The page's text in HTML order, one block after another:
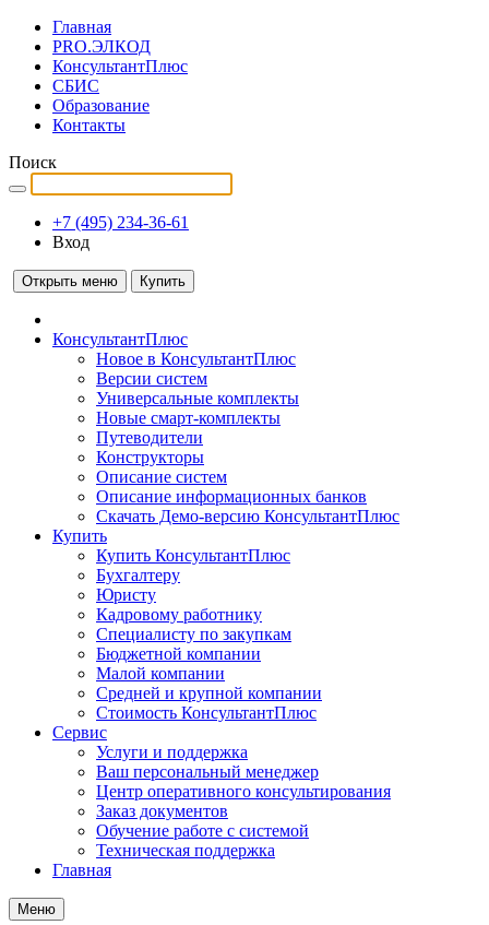
Главная
PRO.ЭЛКОД
КонсультантПлюс
СБИС
Образование
Контакты
Поиск
+7 (495) 234-36-61
Вход
Открыть меню Купить
КонсультантПлюс
Новое в КонсультантПлюс
Версии систем
Универсальные комплекты
Новые смарт-комплекты
Путеводители
Конструкторы
Описание систем
Описание информационных банков
Скачать Демо-версию КонсультантПлюс
Купить
Купить КонсультантПлюс
Бухгалтеру
Юристу
Кадровому работнику
Специалисту по закупкам
Бюджетной компании
Малой компании
Средней и крупной компании
Стоимость КонсультантПлюс
Сервис
Услуги и поддержка
Ваш персональный менеджер
Центр оперативного консультирования
Заказ документов
Обучение работе с системой
Техническая поддержка
Главная
Меню